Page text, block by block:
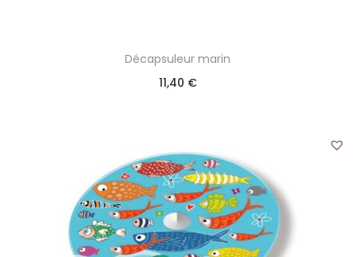
Décapsuleur marin
11,40 €